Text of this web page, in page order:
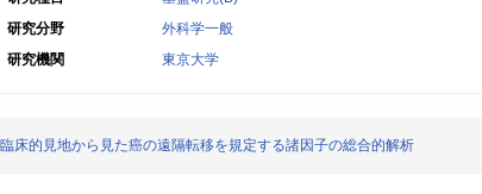
研究分野
外科学一般
研究機関
東京大学
臨床的見地から見た癌の遠隔転移を規定する諸因子の総合的解析